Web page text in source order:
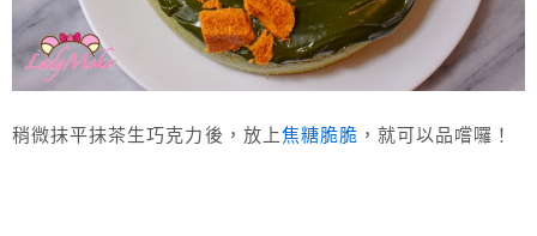
稍微抹平抹茶生巧克力後，放上焦糖脆脆 ，就可以品嚐囉！